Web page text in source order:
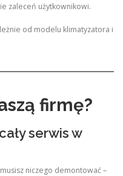
zaleceń użytkownikowi.
od modelu klimatyzatora i
firmę?
serwis w
niczego demontować –